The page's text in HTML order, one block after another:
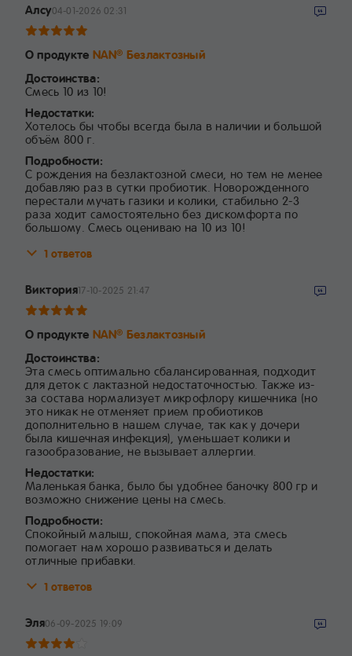
Алсу04-01-2026 02:31
О продукте NAN® Безлактозный
Достоинства:
Смесь 10 из 10!
Недостатки:
Хотелось бы чтобы всегда была в наличии и большой
объём 800 г.
Подробности:
С рождения на безлактозной смеси, но тем не менее
добавляю раз в сутки пробиотик. Новорожденного
перестали мучать газики и колики, стабильно 2-3
раза ходит самостоятельно без дискомфорта по
большому. Смесь оцениваю на 10 из 10!
1 ответов
Виктория17-10-2025 21:47
О продукте NAN® Безлактозный
Достоинства:
Эта смесь оптимально сбалансированная, подходит
для деток с лактазной недостаточностью. Также из-
за состава нормализует микрофлору кишечника (но
это никак не отменяет прием пробиотиков
дополнительно в нашем случае, так как у дочери
была кишечная инфекция), уменьшает колики и
газообразование, не вызывает аллергии.
Недостатки:
Маленькая банка, было бы удобнее баночку 800 гр и
возможно снижение цены на смесь.
Подробности:
Спокойный малыш, спокойная мама, эта смесь
помогает нам хорошо развиваться и делать
отличные прибавки.
1 ответов
Эля06-09-2025 19:09